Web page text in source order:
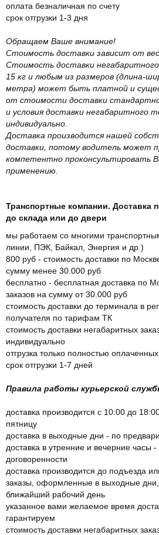
оплата безналичная по счету
срок отгрузки 1-3 дня
Обращаем Ваше внимание!
Стоимость доставки зависит от
Стоимость доставки
15 кг и любым из размеров (длина-
метра) может быть платной и
от стоимости доставки
и условия доставки негабаритного
индивидуально.
Доставка производится нашей
доставки, потому водитель может
компетентно проконсультировать
применению.
Транспортные компании. Доставка
до склада или до двери
мы работаем со многими
линии, ПЭК, Байкал, Энергия и др.)
800 руб - стоимость доставки по
сумму менее 30.000 руб
бесплатно - бесплатная доставка по
заказов на сумму от 30.000 руб
стоимость доставки до терминала в
получателя по тарифам ТК
стоимость доставки негабаритных
индивидуально
отгрузка только полностью оплаченных
срок отгрузки 1-7 дней
Правила работы курьерской
доставка производится с 10:00 до
пятницу
доставка в выходные дни - по
доставка в утренние и вечерние часы
договоренности
доставка производится до подъезда
заказы, оформленные в выходные
ближайший рабочий день
указанное вами желаемое время
гарантируем
стоимость доставки негабаритных